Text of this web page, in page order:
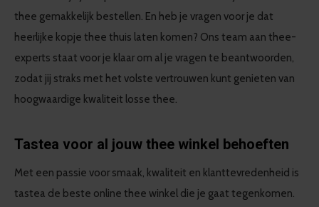
thee gemakkelijk bestellen. En heb je vragen voor je dat
heerlijke kopje thee thuis laten komen? Ons team aan thee-
experts staat voor je klaar om al je vragen te beantwoorden,
zodat jij straks met het volste vertrouwen kunt genieten van
hoogwaardige kwaliteit losse thee.
Tastea voor al jouw thee winkel behoeften
Met een passie voor smaak, kwaliteit en klanttevredenheid is
tastea de beste online thee winkel die je gaat tegenkomen.